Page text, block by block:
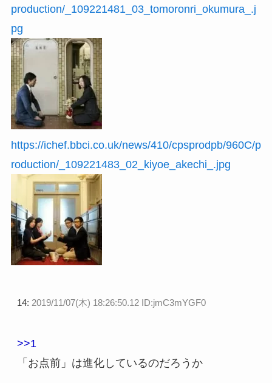
production/_109221481_03_tomoronri_okumura_.j
pg
https://ichef.bbci.co.uk/news/410/cpsprodpb/960C/p
roduction/_109221483_02_kiyoe_akechi_.jpg
14: 2019/11/07(木) 18:26:50.12 ID:jmC3mYGF0
>>1
「お点前」は進化しているのだろうか